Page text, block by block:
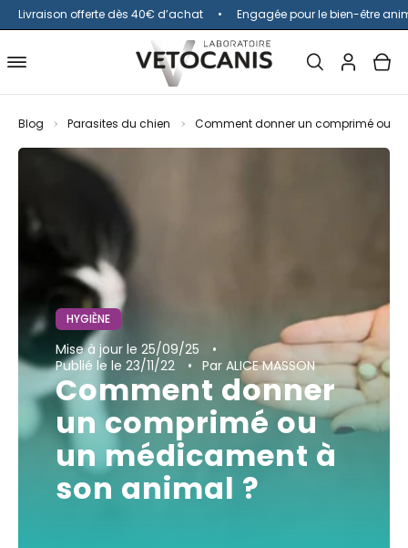
Livraison offerte dès 40€ d’achat Engagée pour le bien-être
Ouvrir
le
menu
de
navigation
Ouvrir
de
recherche
MON
Blog Parasites du chien Comment donner un comprimé ou
HYGIÈNE
Mise à jour le 25/09/25
Publié le le 23/11/22 Par ALICE MASSON
Comment donner
un comprimé ou
un médicament à
son animal ?